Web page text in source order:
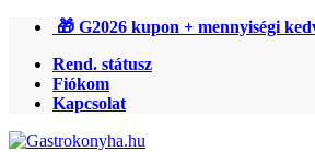
Ugrás
navigációhoz
Ugrás
tartalomra
🎁 G2026 kupon + mennyiségi
Rend. státusz
Fiókom
Kapcsolat